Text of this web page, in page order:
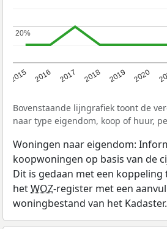
2015 2016 2017 2018 2019 2020
20%
20%
Bovenstaande lijngrafiek toont de
naar type eigendom, koop of huur,
Woningen naar eigendom:
koopwoningen op basis van de
Dit is gedaan met een koppeling
hetWOZ-register met een
woningbestand van het Kadaster.